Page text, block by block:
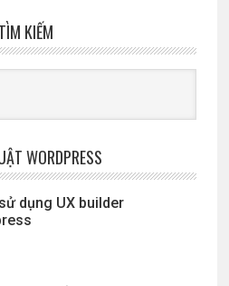
TÌM KIẾM
WORDPRESS
dụng UX builder